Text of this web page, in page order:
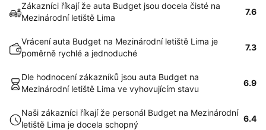
Zákazníci říkají že auta Budget jsou docela čisté na
Mezinárodní letiště Lima
7.6
Vrácení auta Budget na Mezinárodní letiště Lima je
poměrně rychlé a jednoduché
7.3
Dle hodnocení zákazníků jsou auta Budget na
Mezinárodní letiště Lima ve vyhovujícím stavu
6.9
Naši zákazníci říkají že personál Budget na Mezinárodní
letiště Lima je docela schopný
6.4